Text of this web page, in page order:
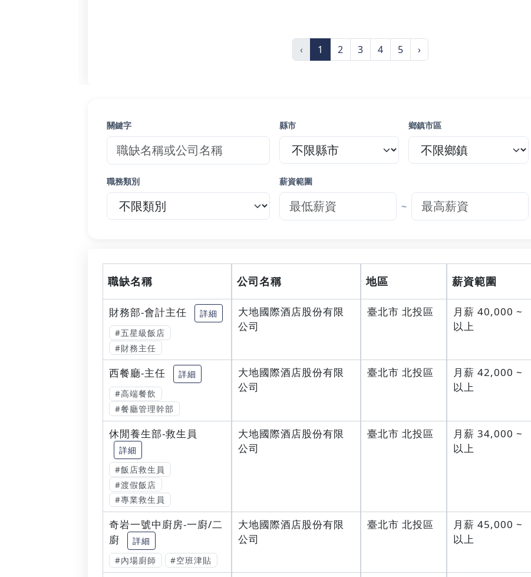
‹ 1 2 3 4 5 ›
關鍵字 縣市 鄉鎮市區
職務類別 薪資範圍
~
職缺名稱 公司名稱 地區 薪資範圍
財務部-會計主任
詳細
#五星級飯店
#財務主任
大地國際酒店股份有限
公司
臺北市 北投區
月薪 40,000 ~
以上
西餐廳-主任
詳細
#高端餐飲
#餐廳管理幹部
大地國際酒店股份有限
公司
臺北市 北投區
月薪 42,000 ~
以上
休閒養生部-救生員
詳細
#飯店救生員
#渡假飯店
#專業救生員
大地國際酒店股份有限
公司
臺北市 北投區
月薪 34,000 ~
以上
奇岩一號中廚房-一廚/二
廚
詳細
#內場廚師
#空班津貼
大地國際酒店股份有限
公司
臺北市 北投區
月薪 45,000 ~
以上